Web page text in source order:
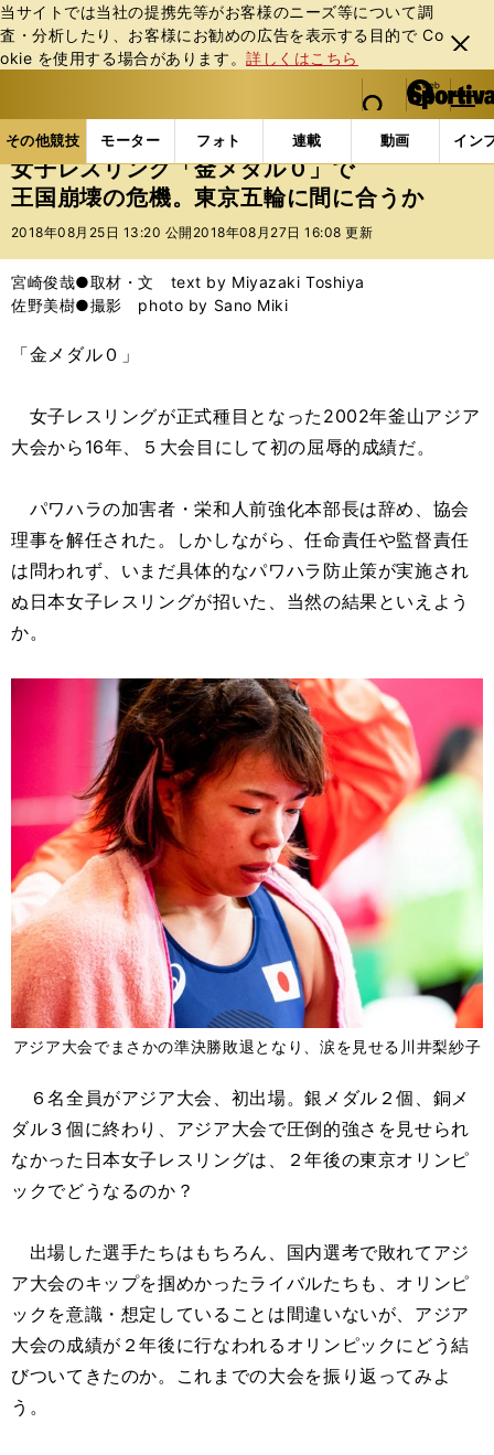
当サイトでは当社の提携先等がお客様のニーズ等について調
査・分析したり、お客様にお勧めの広告を表⽰する⽬的で Co
okie を使⽤する場合があります。詳しくはこちら
閉じ
る
web Sportiva (webスポルティーバ)
検索
マイペ
ー
ジ
メニュ
その他競技 モーター フォト 連載 動画 イン
ス
ポ
ル
バ
その他競技の記事一覧 格闘技 その他 女子レス
女子レスリング「金メダル０」で
王国崩壊の危機。東京五輪に間に合うか
2018年08月25日 13:20 公開 2018年08月27日 16:08 更新
宮崎俊哉●取材・文 text by Miyazaki Toshiya
佐野美樹●撮影 photo by Sano Miki
「金メダル０」
女子レスリングが正式種目となった2002年釜山アジア
大会から16年、５大会目にして初の屈辱的成績だ。
パワハラの加害者・栄和人前強化本部長は辞め、協会
理事を解任された。しかしながら、任命責任や監督責任
は問われず、いまだ具体的なパワハラ防止策が実施され
ぬ日本女子レスリングが招いた、当然の結果といえよう
か。
アジア大会でまさかの準決勝敗退となり、涙を見せる川井梨紗子
６名全員がアジア大会、初出場。銀メダル２個、銅メ
ダル３個に終わり、アジア大会で圧倒的強さを見せられ
なかった日本女子レスリングは、２年後の東京オリンピ
ックでどうなるのか？
出場した選手たちはもちろん、国内選考で敗れてアジ
ア大会のキップを掴めかったライバルたちも、オリンピ
ックを意識・想定していることは間違いないが、アジア
大会の成績が２年後に行なわれるオリンピックにどう結
びついてきたのか。これまでの大会を振り返ってみよ
う。